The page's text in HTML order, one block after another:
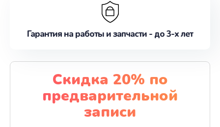
Гарантия на работы и запчасти - до 3-х лет
Скидка 20% по
предварительной
записи